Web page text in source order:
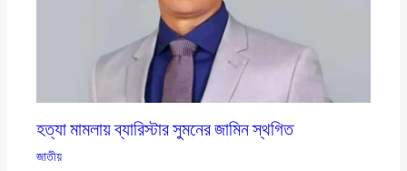
হত্যা মামলায় ব্যারিস্টার সুমনের জামিন স্থগিত
জাতীয়